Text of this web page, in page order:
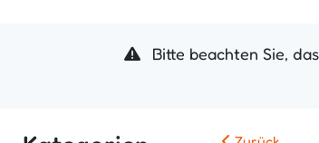
Bitte beachten Sie,